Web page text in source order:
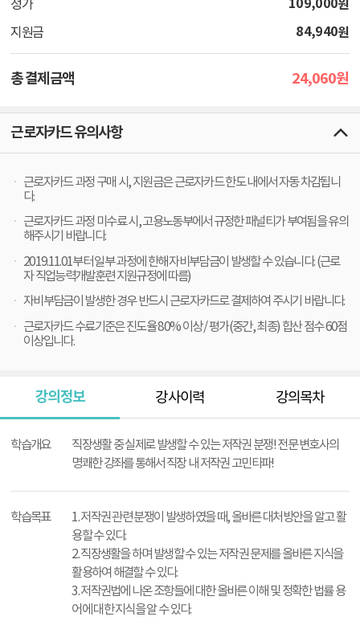
정가 109,000원
지원금 84,940원
총 결제금액 24,060원
근로자카드 유의사항
근로자카드 과정 구매 시, 지원금은 근로자카드 한도 내에서 자동 차감됩니
다.
근로자카드 과정 미수료 시, 고용노동부에서 규정한 패널티가 부여됨을 유의
해주시기 바랍니다.
2019.11.01부터 일부 과정에 한해 자비부담금이 발생할 수 있습니다. (근로
자 직업능력개발훈련 지원규정에 따름)
자비부담금이 발생한 경우 반드시 근로자카드로 결제하여 주시기 바랍니다.
근로자카드 수료기준은 진도율 80% 이상 / 평가(중간, 최종) 합산 점수 60점
이상입니다.
강의정보 강사이력 강의목차
학습개요
직장생활 중 실제로 발생할 수 있는 저작권 분쟁! 전문 변호사의
명쾌한 강좌를 통해서 직장 내 저작권 고민타파!
학습목표
1. 저작권 관련 분쟁이 발생하였을 때, 올바른 대처방안을 알고 활
용할 수 있다.
2. 직장생활을 하며 발생할 수 있는 저작권 문제를 올바른 지식을
활용하여 해결할 수 있다.
3. 저작권법에 나온 조항들에 대한 올바른 이해 및 정확한 법률 용
어에 대한 지식을 알 수 있다.